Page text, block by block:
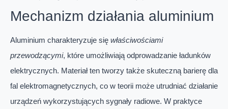
Mechanizm działania aluminium
Aluminium charakteryzuje się właściwościami
przewodzącymi, które umożliwiają odprowadzanie ładunków
elektrycznych. Materiał ten tworzy także skuteczną barierę dla
fal elektromagnetycznych, co w teorii może utrudniać działanie
urządzeń wykorzystujących sygnały radiowe. W praktyce